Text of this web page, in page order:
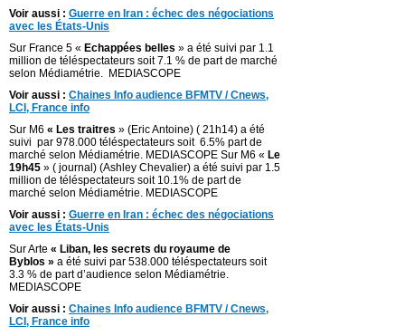
Voir aussi : Guerre en Iran : échec des négociations
avec les États-Unis
Sur France 5 « Echappées belles » a été suivi par 1.1
million de téléspectateurs soit 7.1 % de part de marché
selon Médiamétrie. MEDIASCOPE
Voir aussi : Chaines Info audience BFMTV / Cnews,
LCI, France info
Sur M6 « Les traitres » (Eric Antoine) ( 21h14) a été
suivi par 978.000 téléspectateurs soit 6.5% part de
marché selon Médiamétrie. MEDIASCOPE Sur M6 « Le
19h45 » ( journal) (Ashley Chevalier) a été suivi par 1.5
million de téléspectateurs soit 10.1% de part de
marché selon Médiamétrie. MEDIASCOPE
Voir aussi : Guerre en Iran : échec des négociations
avec les États-Unis
Sur Arte « Liban, les secrets du royaume de
Byblos » a été suivi par 538.000 téléspectateurs soit
3.3 % de part d’audience selon Médiamétrie.
MEDIASCOPE
Voir aussi : Chaines Info audience BFMTV / Cnews,
LCI, France info